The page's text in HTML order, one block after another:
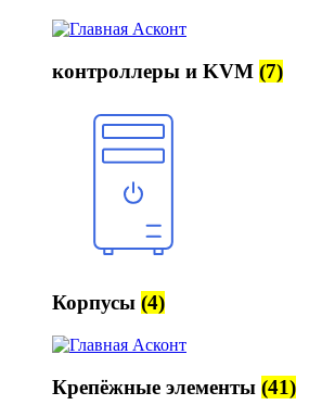
контроллеры и KVM (7)
Корпусы (4)
Крепёжные элементы (41)